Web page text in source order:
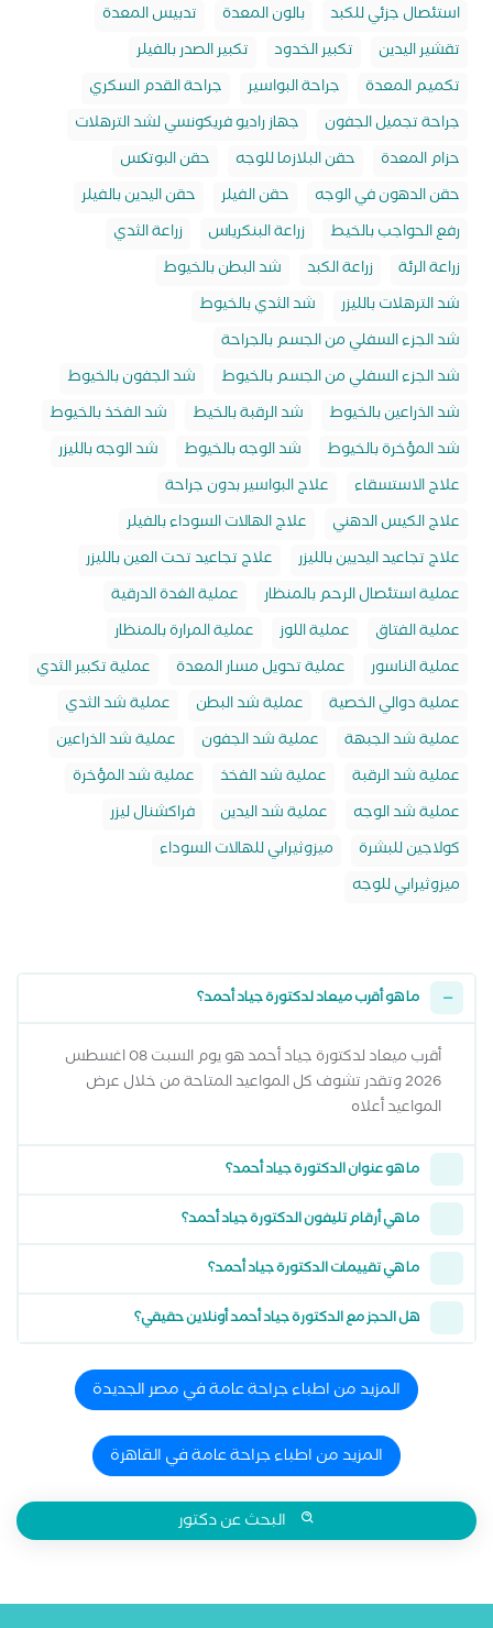
استئصال جزئي للكبد
بالون المعدة
تدبيس المعدة
تقشير اليدين
تكبير الخدود
تكبير الصدر بالفيلر
تكميم المعدة
جراحة البواسير
جراحة القدم السكري
جراحة تجميل الجفون
جهاز راديو فريكونسي لشد الترهلات
حزام المعدة
حقن البلازما للوجه
حقن البوتکس
حقن الدهون في الوجه
حقن الفيلر
حقن اليدين بالفيلر
رفع الحواجب بالخيط
زراعة البنكرياس
زراعة الثدي
زراعة الرئة
زراعة الكبد
شد البطن بالخيوط
شد الترهلات بالليزر
شد الثدي بالخيوط
شد الجزء السفلي من الجسم بالجراحة
شد الجزء السفلي من الجسم بالخيوط
شد الجفون بالخيوط
شد الذراعين بالخيوط
شد الرقبة بالخيط
شد الفخذ بالخيوط
شد المؤخرة بالخيوط
شد الوجه بالخيوط
شد الوجه بالليزر
علاج الاستسقاء
علاج البواسير بدون جراحة
علاج الكيس الدهني
علاج الهالات السوداء بالفيلر
علاج تجاعيد اليديين بالليزر
علاج تجاعيد تحت العين بالليزر
عملية استئصال الرحم بالمنظار
عملية الغدة الدرقية
عملية الفتاق
عملية اللوز
عملية المرارة بالمنظار
عملية الناسور
عملية تحويل مسار المعدة
عملية تكبير الثدي
عملية دوالي الخصية
عملية شد البطن
عملية شد الثدي
عملية شد الجبهة
عملية شد الجفون
عملية شد الذراعين
عملية شد الرقبة
عملية شد الفخذ
عملية شد المؤخرة
عملية شد الوجه
عملية شد اليدين
فراكشنال ليزر
كولاجين للبشرة
ميزوثيرابي للهالات السوداء
ميزوثيرابي للوجه
ما هو أقرب ميعاد لدكتورة جياد أحمد؟
أقرب ميعاد لدكتورة جياد أحمد هو يوم السبت 08 اغسطس
2026 وتقدر تشوف كل المواعيد المتاحة من خلال عرض
المواعيد أعلاه
ما هو عنوان الدكتورة جياد أحمد؟
ما هي أرقام تليفون الدكتورة جياد أحمد؟
ما هي تقييمات الدكتورة جياد أحمد؟
هل الحجز مع الدكتورة جياد أحمد أونلاين حقيقي؟
المزيد من اطباء جراحة عامة في مصر الجديدة
المزيد من اطباء جراحة عامة في القاهرة
البحث عن دكتور